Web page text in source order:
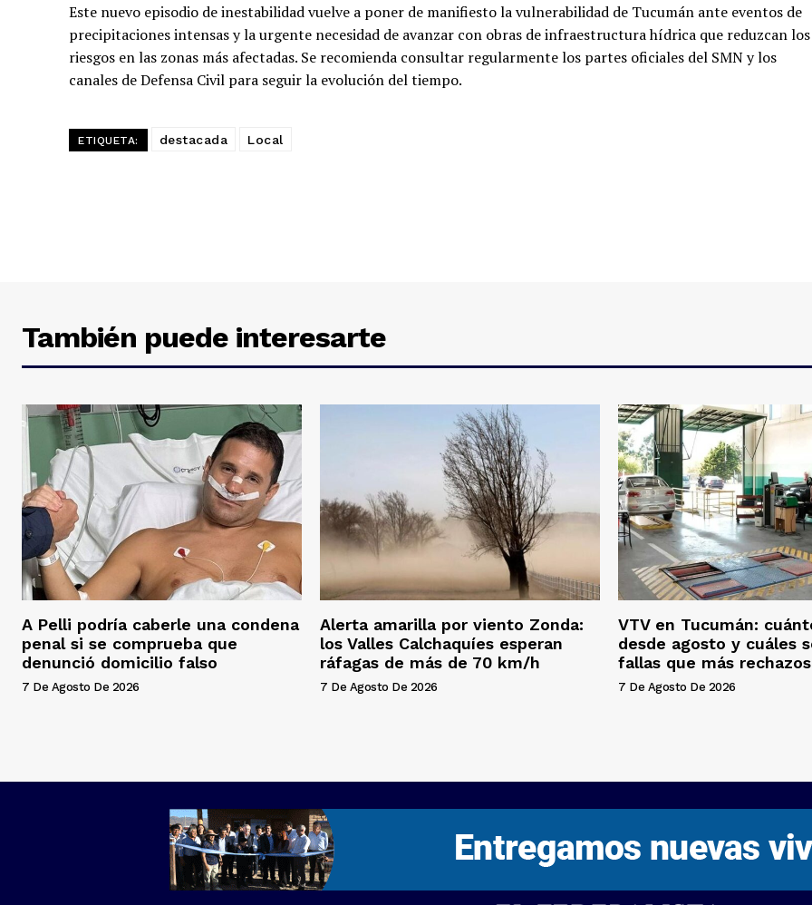
Este nuevo episodio de inestabilidad vuelve a poner de manifiesto la vulnerabilidad de Tucumán ante eventos de
precipitaciones intensas y la urgente necesidad de avanzar con obras de infraestructura hídrica que reduzcan los
riesgos en las zonas más afectadas. Se recomienda consultar regularmente los partes oficiales del SMN y los
canales de Defensa Civil para seguir la evolución del tiempo.
ETIQUETA: destacada Local
También puede interesarte
A Pelli podría caberle una condena
penal si se comprueba que
denunció domicilio falso
7 De Agosto De 2026
Alerta amarilla por viento Zonda:
los Valles Calchaquíes esperan
ráfagas de más de 70 km/h
7 De Agosto De 2026
VTV en Tucumán:
desde agosto y cuáles
fallas que más
7 De Agosto De 2026